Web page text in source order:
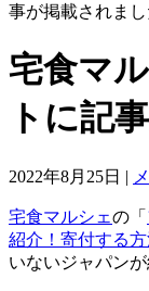
事が掲載されまし
宅食マ
トに記
2022年8月25日 |
宅食マルシェの「
紹介！寄付する
いないジャパン